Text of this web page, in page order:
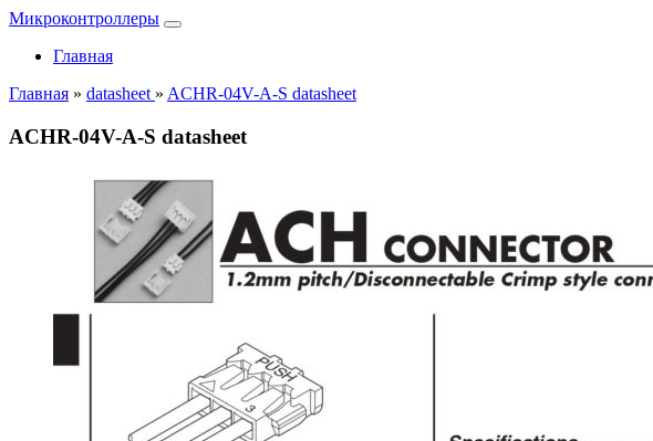
Микроконтроллеры
Главная
Главная » datasheet » ACHR-04V-A-S datasheet
ACHR-04V-A-S datasheet